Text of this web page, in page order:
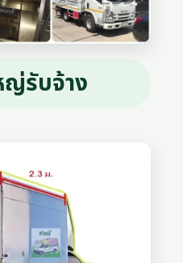
ญ่รับจ้าง